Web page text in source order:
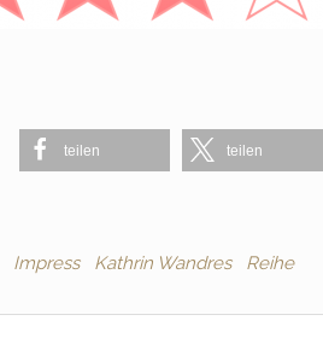
teilen teilen
Impress Kathrin Wandres Reihe